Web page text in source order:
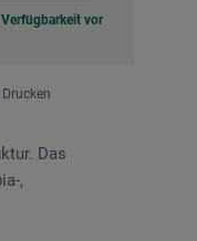
vor
Drucken
Das
,